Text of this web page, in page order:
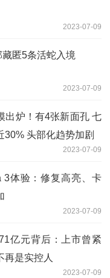
2023-07-09
匿5条活蛇入境
2023-07-09
出炉！有4张新面孔 七
30% 头部化趋势加剧
2023-07-09
3体验：修复高亮、卡
2023-07-09
亿元背后：上市曾紧
再是实控人
2023-07-09